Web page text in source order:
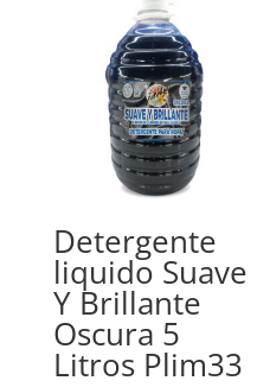
Detergente
liquido Suave
Y Brillante
Oscura 5
Litros Plim33